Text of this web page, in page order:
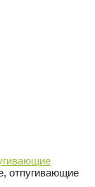
отпугивающие